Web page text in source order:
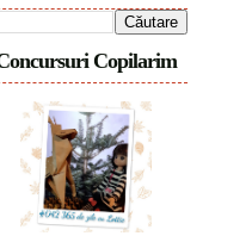
Copilarim